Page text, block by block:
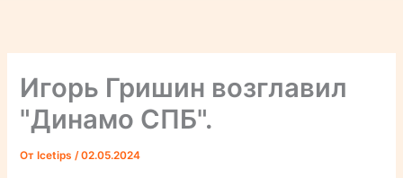
Игорь Гришин возглавил
"Динамо СПБ".
От Icetips/02.05.2024